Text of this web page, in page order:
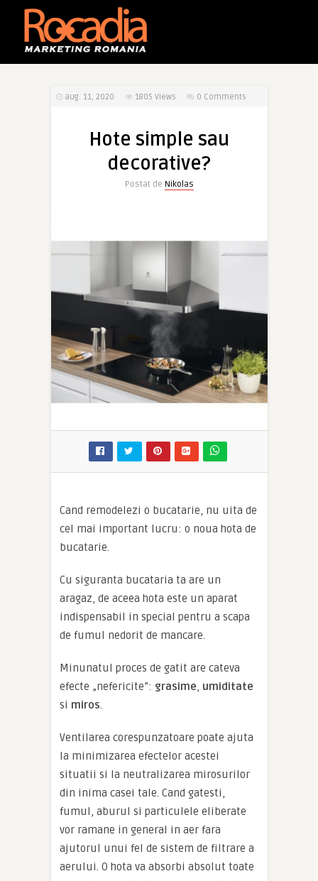
aug. 11, 2020 1805 Views 0 Comments
Hote simple sau
decorative?
Postat de Nikolas
Cand remodelezi o bucatarie, nu uita de
cel mai important lucru: o noua hota de
bucatarie.
Cu siguranta bucataria ta are un
aragaz, de aceea hota este un aparat
indispensabil in special pentru a scapa
de fumul nedorit de mancare.
Minunatul proces de gatit are cateva
efecte „nefericite”: grasime, umiditate
si miros.
Ventilarea corespunzatoare poate ajuta
la minimizarea efectelor acestei
situatii si la neutralizarea mirosurilor
din inima casei tale. Cand gatesti,
fumul, aburul si particulele eliberate
vor ramane in general in aer fara
ajutorul unui fel de sistem de filtrare a
aerului. O hota va absorbi absolut toate